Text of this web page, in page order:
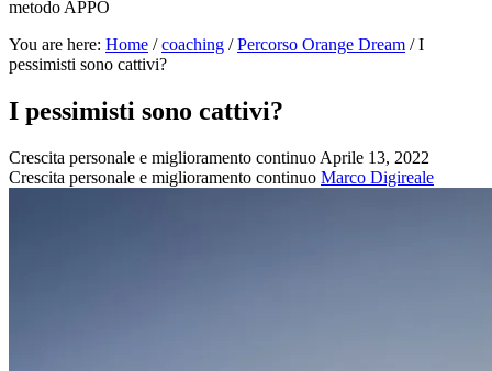
metodo APPO
You are here: Home /coaching /Percorso Orange Dream /I
pessimisti sono cattivi?
I pessimisti sono cattivi?
Crescita personale e miglioramento continuo Aprile 13, 2022
Crescita personale e miglioramento continuo Marco Digireale